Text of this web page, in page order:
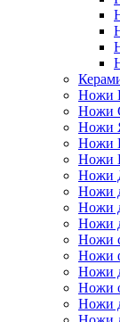
Ножи
Ножи
Ножи
Ножи
Ножи
Ножи
Ножи
Ножи
Ножи
Ножи
Ножи
Ножи
Ножи
Ножи